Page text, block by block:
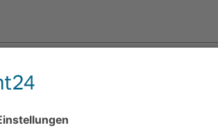
jederzeit für die Zukunft per E-Mail
19 ist gleich